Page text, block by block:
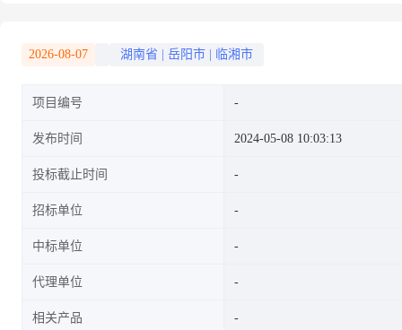
2026-08-07 湖南省 岳阳市 临湘市
项目编号
发布时间 2024-05-08 10:03:13
投标截止时间
招标单位
中标单位
代理单位
相关产品